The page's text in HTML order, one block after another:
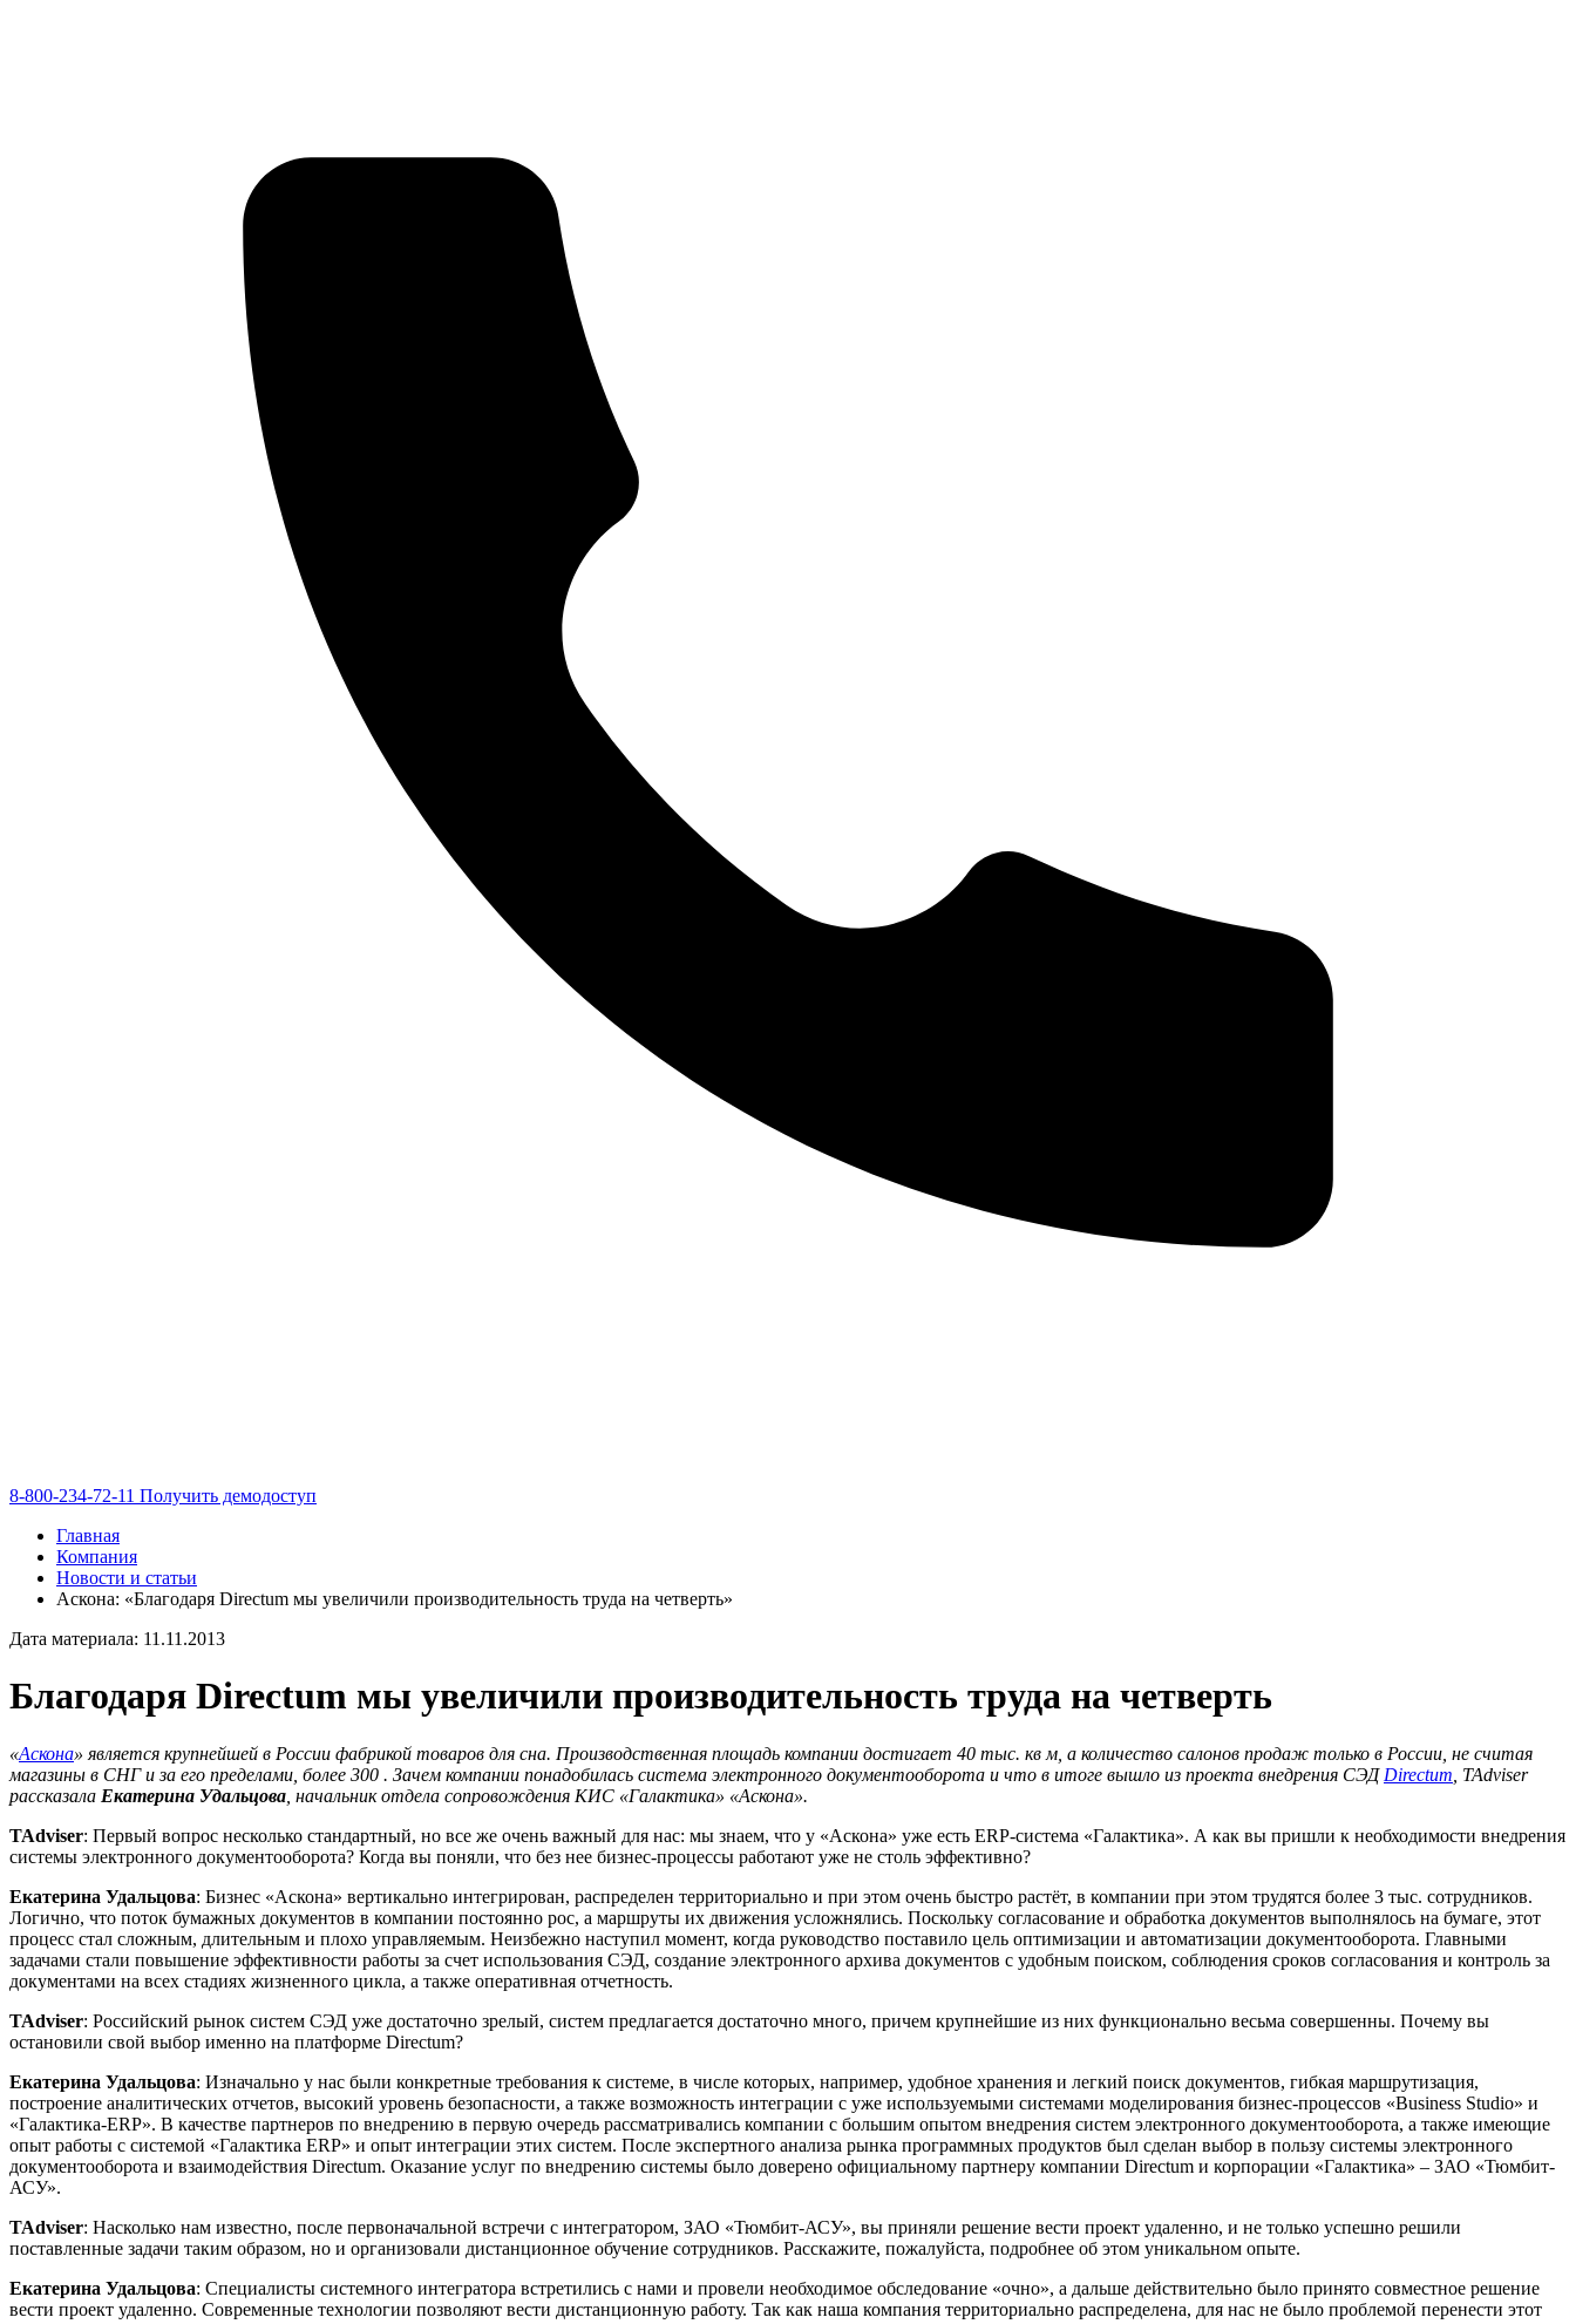
8-800-234-72-11 Получить демодоступ
Главная
Компания
Новости и статьи
Аскона: «Благодаря Directum мы увеличили производительность труда на четверть»
Дата материала: 11.11.2013
Благодаря Directum мы увеличили производительность труда на четверть
«Аскона» является крупнейшей в России фабрикой товаров для сна. Производственная площадь компании достигает 40 тыс. кв м, а количество салонов продаж только в России, не считая
магазины в СНГ и за его пределами, более 300 . Зачем компании понадобилась система электронного документооборота и что в итоге вышло из проекта внедрения СЭД Directum , TAdviser
рассказала Екатерина Удальцова , начальник отдела сопровождения КИС «Галактика» «Аскона».
TAdviser: Первый вопрос несколько стандартный, но все же очень важный для нас: мы знаем, что у «Аскона» уже есть ERP-система «Галактика». А как вы пришли к необходимости внедрения
системы электронного документооборота? Когда вы поняли, что без нее бизнес-процессы работают уже не столь эффективно?
Екатерина Удальцова: Бизнес «Аскона» вертикально интегрирован, распределен территориально и при этом очень быстро растёт, в компании при этом трудятся более 3 тыс. сотрудников.
Логично, что поток бумажных документов в компании постоянно рос, а маршруты их движения усложнялись. Поскольку согласование и обработка документов выполнялось на бумаге, этот
процесс стал сложным, длительным и плохо управляемым. Неизбежно наступил момент, когда руководство поставило цель оптимизации и автоматизации документооборота. Главными
задачами стали повышение эффективности работы за счет использования СЭД, создание электронного архива документов с удобным поиском, соблюдения сроков согласования и контроль за
документами на всех стадиях жизненного цикла, а также оперативная отчетность.
TAdviser: Российский рынок систем СЭД уже достаточно зрелый, систем предлагается достаточно много, причем крупнейшие из них функционально весьма совершенны. Почему вы
остановили свой выбор именно на платформе Directum?
Екатерина Удальцова: Изначально у нас были конкретные требования к системе, в числе которых, например, удобное хранения и легкий поиск документов, гибкая маршрутизация,
построение аналитических отчетов, высокий уровень безопасности, а также возможность интеграции с уже используемыми системами моделирования бизнес-процессов «Business Studio» и
«Галактика-ERP». В качестве партнеров по внедрению в первую очередь рассматривались компании с большим опытом внедрения систем электронного документооборота, а также имеющие
опыт работы с системой «Галактика ERP» и опыт интеграции этих систем. После экспертного анализа рынка программных продуктов был сделан выбор в пользу системы электронного
документооборота и взаимодействия Directum. Оказание услуг по внедрению системы было доверено официальному партнеру компании Directum и корпорации «Галактика» – ЗАО «Тюмбит-
АСУ».
TAdviser: Насколько нам известно, после первоначальной встречи с интегратором, ЗАО «Тюмбит-АСУ», вы приняли решение вести проект удаленно, и не только успешно решили
поставленные задачи таким образом, но и организовали дистанционное обучение сотрудников. Расскажите, пожалуйста, подробнее об этом уникальном опыте.
Екатерина Удальцова: Специалисты системного интегратора встретились с нами и провели необходимое обследование «очно», а дальше действительно было принято совместное решение
вести проект удаленно. Современные технологии позволяют вести дистанционную работу. Так как наша компания территориально распределена, для нас не было проблемой перенести этот